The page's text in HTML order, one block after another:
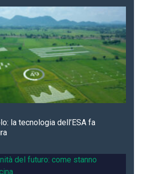
la tecnologia dell’ESA fa